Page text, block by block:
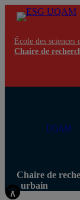
École des sciences
Chaire de
UQAM
Chaire de
urbain